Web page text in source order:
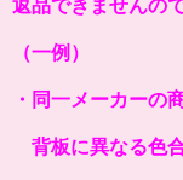
返品できませんの
（一例）
・同一メーカーの
背板に異なる色